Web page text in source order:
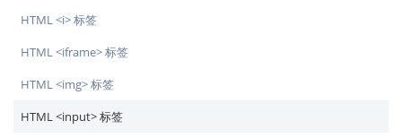
HTML <i> 标签
HTML <iframe> 标签
HTML <img> 标签
HTML <input> 标签